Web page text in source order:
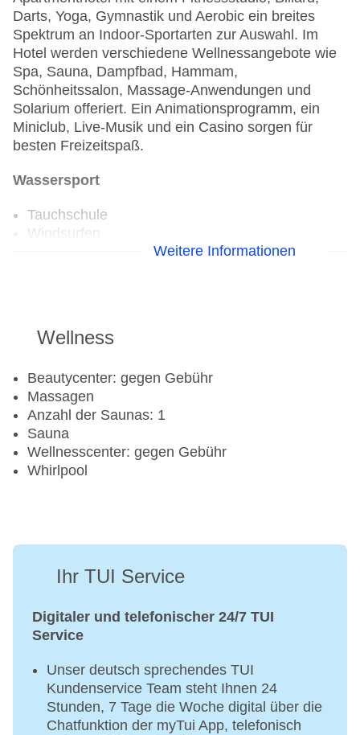
Darts, Yoga, Gymnastik und Aerobic ein breites
Spektrum an Indoor-Sportarten zur Auswahl. Im
Hotel werden verschiedene Wellnessangebote wie
Spa, Sauna, Dampfbad, Hammam,
Schönheitssalon, Massage-Anwendungen und
Solarium offeriert. Ein Animationsprogramm, ein
Miniclub, Live-Musik und ein Casino sorgen für
besten Freizeitspaß.
Wassersport
Tauchschule
Windsurfen
Aerobic
Fitnessraum
Tennisplatz
Weitere Informationen
Wellness
Beautycenter: gegen Gebühr
Massagen
Anzahl der Saunas: 1
Sauna
Wellnesscenter: gegen Gebühr
Whirlpool
Ihr TUI Service
Digitaler und telefonischer 24/7 TUI
Service
Unser deutsch sprechendes TUI
Kundenservice Team steht Ihnen 24
Stunden, 7 Tage die Woche digital über die
Chatfunktion der myTui App, telefonisch